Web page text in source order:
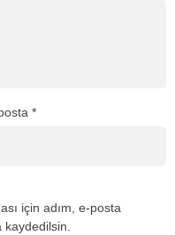
*
için adım, e-posta
kaydedilsin.